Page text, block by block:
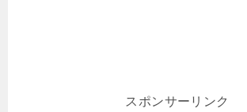
スポンサーリンク